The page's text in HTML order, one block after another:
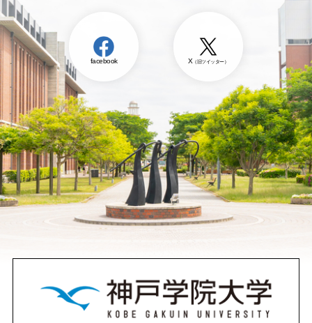
facebook X （旧ツイッター）